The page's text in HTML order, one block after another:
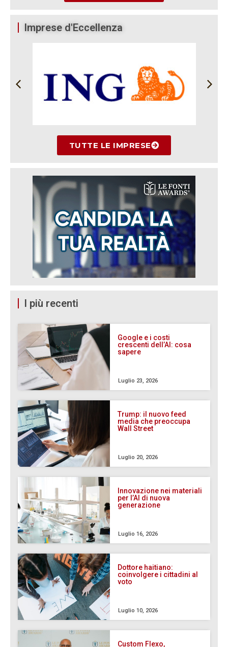
Imprese d'Eccellenza
TUTTE LE IMPRESE
I più recenti
Google e i costi
crescenti dell’AI: cosa
sapere
Luglio 23, 2026
Trump: il nuovo feed
media che preoccupa
Wall Street
Luglio 20, 2026
Innovazione nei materiali
per l’AI di nuova
generazione
Luglio 16, 2026
Dottore haitiano:
coinvolgere i cittadini al
voto
Luglio 10, 2026
Custom Flexo,